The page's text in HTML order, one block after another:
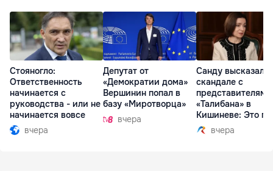
Стояногло:
Ответственность
начинается с
руководства - или не
начинается вовсе
вчера
Депутат от
«Демократии дома»
Вершинин попал в
базу «Миротворца»
вчера
Санду
скандале с
представителями
«Талибана» в
Кишиневе: Это
вчера